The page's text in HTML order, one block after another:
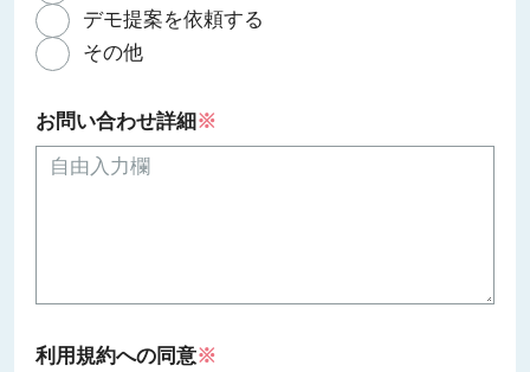
デモ提案を依頼する
その他
お問い合わせ詳細※
利用規約への同意※